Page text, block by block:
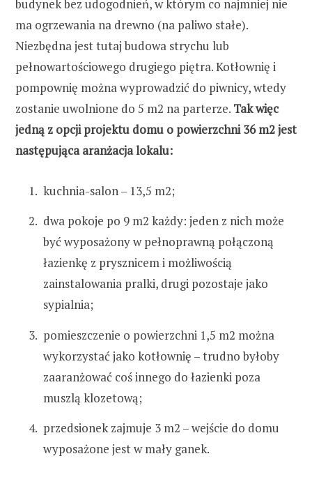
budynek bez udogodnień, w którym co najmniej nie
ma ogrzewania na drewno (na paliwo stałe).
Niezbędna jest tutaj budowa strychu lub
pełnowartościowego drugiego piętra. Kotłownię i
pompownię można wyprowadzić do piwnicy, wtedy
zostanie uwolnione do 5 m2 na parterze. Tak więc
jedną z opcji projektu domu o powierzchni 36 m2 jest
następująca aranżacja lokalu:
kuchnia-salon – 13,5 m2;
dwa pokoje po 9 m2 każdy: jeden z nich może
być wyposażony w pełnoprawną połączoną
łazienkę z prysznicem i możliwością
zainstalowania pralki, drugi pozostaje jako
sypialnia;
pomieszczenie o powierzchni 1,5 m2 można
wykorzystać jako kotłownię – trudno byłoby
zaaranżować coś innego do łazienki poza
muszlą klozetową;
przedsionek zajmuje 3 m2 – wejście do domu
wyposażone jest w mały ganek.